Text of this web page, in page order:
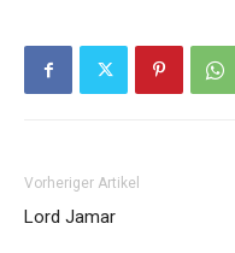
Vorheriger Artikel
Lord Jamar